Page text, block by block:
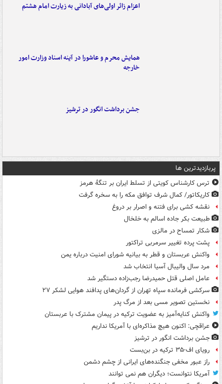
اعزام زائر اولی‌های آبادانی به زیارت امام هشتم
همایش محرم و عاشورا در آینه اسناد وزارت امور
خارجه
جشن برداشت انگور در ترشیز
پربازدیدترین ها
ترس کارشناس کویتی از تسلط ایران بر تنگۀ هرمز
کاریکاتور/ کمال شرف توافق مکه را به سخره گرفت
نقشه کشی برای فتنه و اصرار بر دروغ
طبیعت بکر جاده اسالم به خلخال
شکار تمساح در مالزی
پشت پرده تغییر سرمربی تراکتور
واکنش عربستان و قطر به بیانیه شورای امنیت درباره یمن
مرد سال والیبال آسیا انتخاب شد
عامل اصلی قتل حمیدرضا رجب‌زاده دستگیر شد
سرکشی فرمانده سپاه تهران از گردان‌های پدافند هوایی لشکر ۲۷
نخستین تصویر مسی بعد از مرگ پدر
واکنش کنایه‌آمیز به عضویت ترکیه در پیمان مشترک با عربستان
عراقچی: اکنون هیچ مذاکره‌ای با آمریکا نداریم
جشن برداشت انگور در ترشیز
رویای اف-۳۵ ترکیه در بن‌بست
راز عبور مخفی جنگنده‌های ایرانی از چشم دشمن
آمریکا نتوانست؛ دیگران هم نمی توانند